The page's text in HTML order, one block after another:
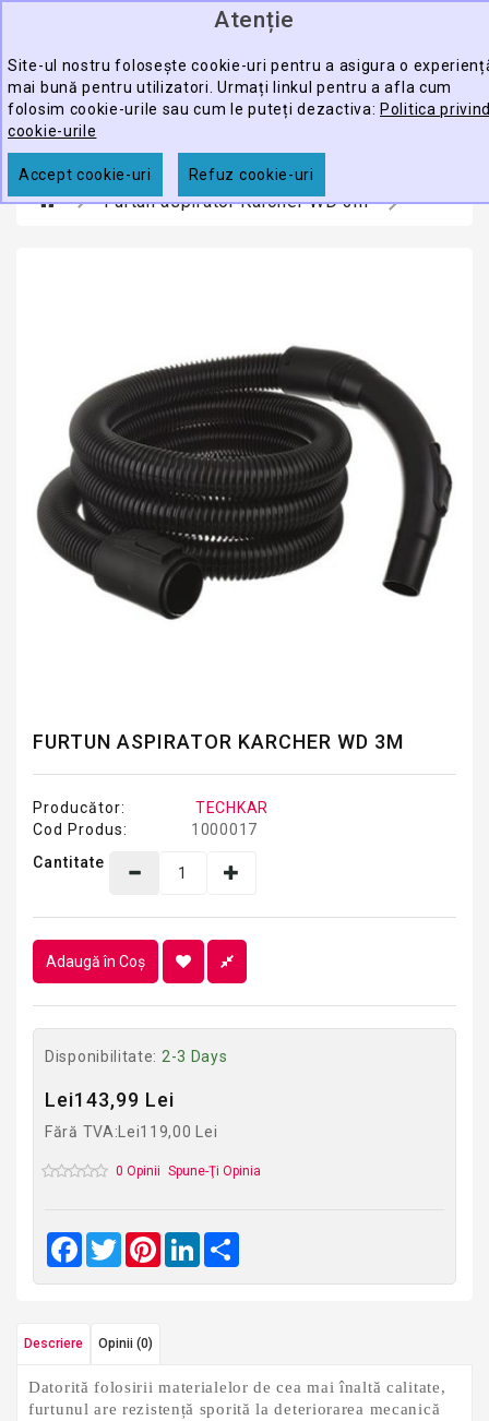
Atenție
Site-ul nostru folosește cookie-uri pentru a asigura o
mai bună pentru utilizatori. Urmați linkul pentru a afla cum
folosim cookie-urile sau cum le puteți dezactiva: Politica
cookie-urile
Accept cookie-uri Refuz cookie-uri
CĂUTARE
ECHIPAMENTE
PROFESIONALE
ACCESORII
PROMOTII
Furtun aspirator Karcher WD 3m
FURTUN ASPIRATOR KARCHER WD 3M
Producător:
TECHKAR
Cod Produs:
1000017
Cantitate
Adaugă în Coş
Disponibilitate: 2-3 Days
Lei143,99 Lei
Fără TVA:Lei119,00 Lei
0 Opinii Spune-Ţi Opinia
Facebook
TwitterPinterestLinkedIn
Descriere Opinii (0)
Datorită folosirii materialelor de cea mai înaltă calitate,
furtunul are rezistență sporită la deteriorarea mecanică